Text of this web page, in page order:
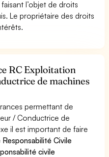
l’objet de droits
Le propriétaire des droits
RC Exploitation
de machines
permettant de
/ Conductrice de
il est important de faire
Civile
civile